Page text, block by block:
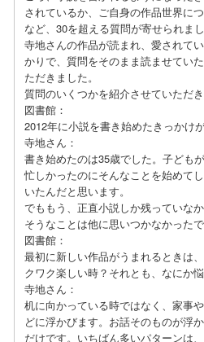
されているか、ご自身の作品世界に
など、30を超える質問が寄せられま
寺地さんの作品が読まれ、愛されて
かりで、質問をそのまま読ませてい
ただきました。
質問のいくつかを紹介させていただき
図書館：
2012年に小説を書き始めたきっかけ
寺地さん：
書き始めたのは35歳でした。子ども
忙しかったのにそんなことを始めて
いたんだと思います。
でももう、正直小説しか残っていな
そうなことは他に思いつかなかったで
図書館：
最初に新しい作品がうまれるときは
クワク楽しい時？それとも、なにか
寺地さん：
机に向かっている時ではなく、家事
どに浮かびます。お話そのものが浮
だけです。いちばん多いパターンは